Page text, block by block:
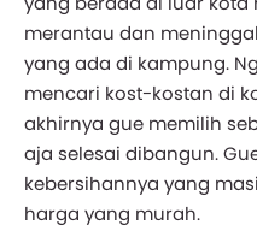
merantau dan
yang ada di kampung.
mencari kost-kostan di
akhirnya gue memilih
aja selesai dibangun.
kebersihannya yang
harga yang murah.